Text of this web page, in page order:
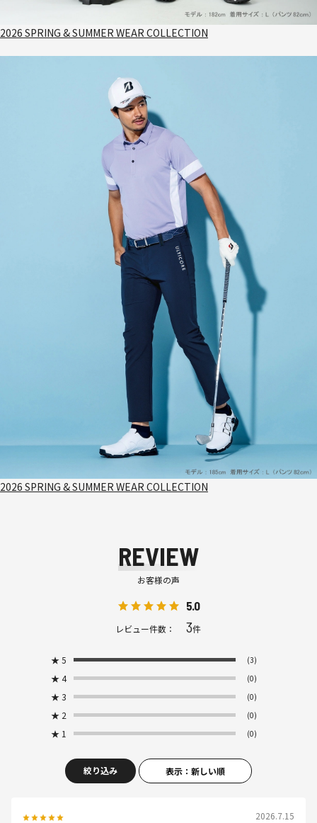
2026 SPRING & SUMMER WEAR COLLECTION
2026 SPRING & SUMMER WEAR COLLECTION
REVIEW
お客様の声
5.0
レビュー件数： 3件
★ 5 (3)
★ 4 (0)
★ 3 (0)
★ 2 (0)
★ 1 (0)
絞り込み 表示：新しい順
2026.7.15